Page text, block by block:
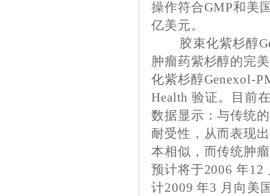
操作符合GMP和美
亿美元。
胶束化紫杉醇
肿瘤药紫杉醇的完
化紫杉醇Genexol-
Health 验证。目前
数据显示：与传统
耐受性，从而表现
本相似，而传统肿
预计将于2006 年12
计2009 年3 月向美